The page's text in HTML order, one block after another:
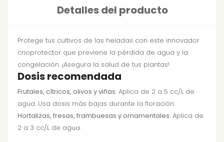
Detalles del producto
Protege tus cultivos de las heladas con este innovador
crioprotector que previene la pérdida de agua y la
congelación. ¡Asegura la salud de tus plantas!
Dosis recomendada
Frutales, cítricos, olivos y viñas: Aplica de 2 a 5 cc/L de
agua. Usa dosis más bajas durante la floración.
Hortalizas, fresas, frambuesas y ornamentales: Aplica de
2 a 3 cc/L de agua.